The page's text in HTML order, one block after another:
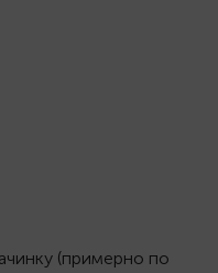
(примерно по